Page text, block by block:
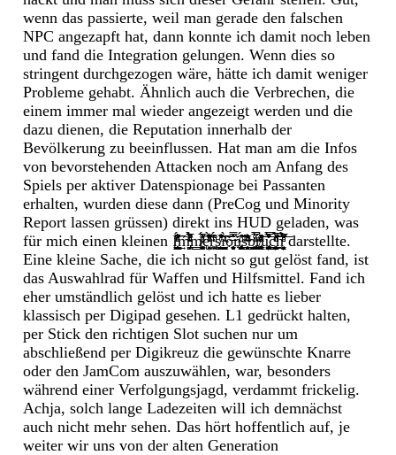
wenn das passierte, weil man gerade den falschen
NPC angezapft hat, dann konnte ich damit noch leben
und fand die Integration gelungen. Wenn dies so
stringent durchgezogen wäre, hätte ich damit weniger
Probleme gehabt. Ähnlich auch die Verbrechen, die
einem immer mal wieder angezeigt werden und die
dazu dienen, die Reputation innerhalb der
Bevölkerung zu beeinflussen. Hat man am die Infos
von bevorstehenden Attacken noch am Anfang des
Spiels per aktiver Datenspionage bei Passanten
erhalten, wurden diese dann (PreCog und Minority
Report lassen grüssen) direkt ins HUD geladen, was
für mich einen kleinen Į̠̮̜̤̹̳̺͔̫̩̱̌͊̽̏ͤ́͛ͨ͐ͯ̋̾̋͢͡ḿ̵̡̙̠̖̪̞̱͌ͮͩ̎ͭ̅ͩ̏̉̀m̸̷̱̭̳̞̼͚̝̻̫͔͕̘̳̱̳ͦͤ̒͑́̅͌͠ę̛̙̭̖͓̦ͥ͐̑̀͋̇ͮ̏͂͗̏ͦ͑͘ṛ̼͍͚ͧ͌̂ͪ́ş̸̧͇̣̝̟̺͈͙͍̣̳̒̾̏̇̽͑̏ͨ̆͡ì̴̗̤̼̬͉͉̭̭̻̩̮ͥͥͭ̇̀͡ö̶̿̓͛̆͘҉̜̗̖̖̻̖̤̗̬̥͕n̆̓̒ͩ̂͏͏̢͎͍̲̲̺̱̩̬̥̠̲͓͙̩̜́͝s̶͇͔͇͈̭̞̟͕̊͛̃̂ͤͫ̊̆̕b̡̙̬̰̳̱̙̣̺̩̲͚͍̲̳ͧ̋͗̉ͨ̿ͯr̸̡̥͖͔͍̭͇̗̣͎͔̟̹̩͚͙̯̳̱͗́ͫ̓̽ͤͧͩ̉̃̕ū̡̯̩̩̘̱̹̠̯̼̦̩̠̮͚̺͈̬̔̏̿̾̈́̊̕͟͞ͅͅc̻̟̰̳͈̻̯̜̝̦͓̗̙̺͔͎ͦ̀ͬ̽̀ͩ̾́̚͢͝͠h̭̘͖̜̻̦̱̙͎̖̟̅͗ͤ͆̇ͪ̑ͤ̅̀̕͞darstellte.
Eine kleine Sache, die ich nicht so gut gelöst fand, ist
das Auswahlrad für Waffen und Hilfsmittel. Fand ich
eher umständlich gelöst und ich hatte es lieber
klassisch per Digipad gesehen. L1 gedrückt halten,
per Stick den richtigen Slot suchen nur um
abschließend per Digikreuz die gewünschte Knarre
oder den JamCom auszuwählen, war, besonders
während einer Verfolgungsjagd, verdammt frickelig.
Achja, solch lange Ladezeiten will ich demnächst
auch nicht mehr sehen. Das hört hoffentlich auf, je
weiter wir uns von der alten Generation